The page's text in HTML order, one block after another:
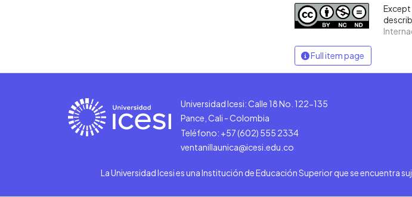
Full item page
Universidad Icesi: Calle 18 No. 122-135
Pance, Cali - Colombia
Teléfono: +57 (602) 555 2334
ventanillaunica@icesi.edu.co
La Universidad Icesi es una Institución de Educación Superior que se encuentra